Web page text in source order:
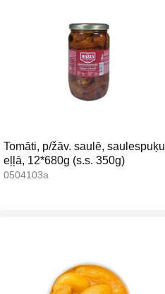
Tomāti, p/žāv. saulē, saulespuķu
eļļā, 12*680g (s.s. 350g)
0504103a